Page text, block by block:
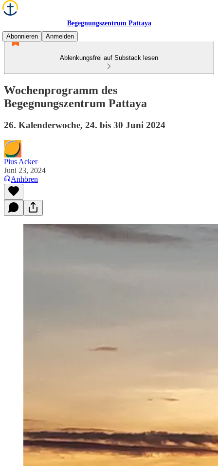
Begegnungszentrum Pattaya
Abonnieren
Anmelden
Ablenkungsfrei auf Substack lesen
Wochenprogramm des
Begegnungszentrum Pattaya
26. Kalenderwoche, 24. bis 30 Juni 2024
Pius Acker
Juni 23, 2024
Anhören